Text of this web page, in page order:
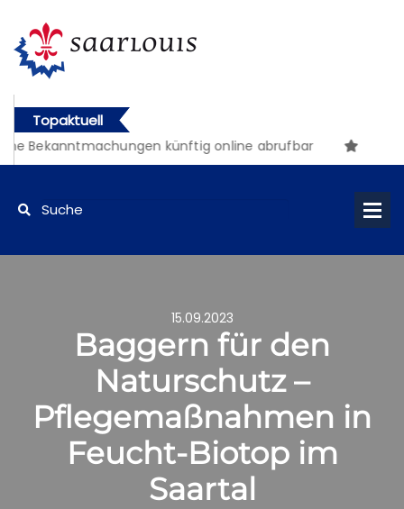
Topaktuell
Bekanntmachungen künftig online abrufbar
15.09.2023
Baggern für den
Naturschutz –
Pflegemaßnahmen in
Feucht-Biotop im
Saartal